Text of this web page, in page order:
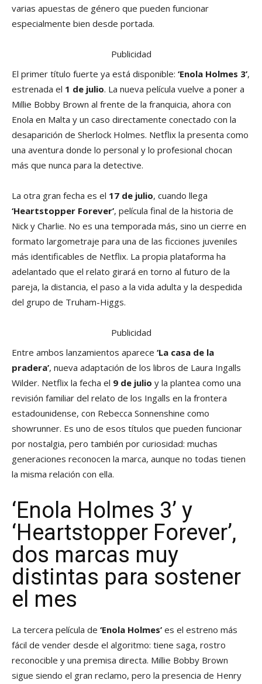
varias apuestas de género que pueden funcionar
especialmente bien desde portada.
Publicidad
El primer título fuerte ya está disponible: ‘Enola Holmes 3’,
estrenada el 1 de julio. La nueva película vuelve a poner a
Millie Bobby Brown al frente de la franquicia, ahora con
Enola en Malta y un caso directamente conectado con la
desaparición de Sherlock Holmes. Netflix la presenta como
una aventura donde lo personal y lo profesional chocan
más que nunca para la detective.
La otra gran fecha es el 17 de julio, cuando llega
‘Heartstopper Forever’, película final de la historia de
Nick y Charlie. No es una temporada más, sino un cierre en
formato largometraje para una de las ficciones juveniles
más identificables de Netflix. La propia plataforma ha
adelantado que el relato girará en torno al futuro de la
pareja, la distancia, el paso a la vida adulta y la despedida
del grupo de Truham-Higgs.
Publicidad
Entre ambos lanzamientos aparece ‘La casa de la
pradera’, nueva adaptación de los libros de Laura Ingalls
Wilder. Netflix la fecha el 9 de julio y la plantea como una
revisión familiar del relato de los Ingalls en la frontera
estadounidense, con Rebecca Sonnenshine como
showrunner. Es uno de esos títulos que pueden funcionar
por nostalgia, pero también por curiosidad: muchas
generaciones reconocen la marca, aunque no todas tienen
la misma relación con ella.
‘Enola Holmes 3’ y
‘Heartstopper Forever’,
dos marcas muy
distintas para sostener
el mes
La tercera película de ‘Enola Holmes’ es el estreno más
fácil de vender desde el algoritmo: tiene saga, rostro
reconocible y una premisa directa. Millie Bobby Brown
sigue siendo el gran reclamo, pero la presencia de Henry